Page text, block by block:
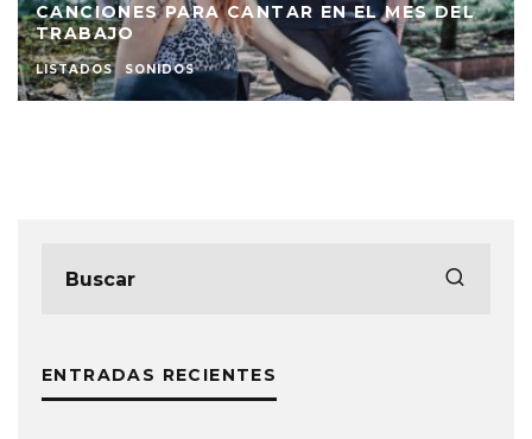
50 CANCIONES QUE CONSTRUYERON EL
NEO PUNK COLOMBIANO
LISTADOS PUNK SONIDOS
ENTRADAS RECIENTES